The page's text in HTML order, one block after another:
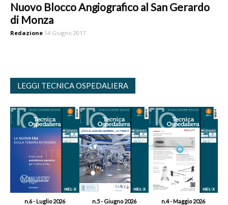
Nuovo Blocco Angiografico al San Gerardo
di Monza
Redazione 14 Giugno 2017
LEGGI TECNICA OSPEDALIERA
n.6 - Luglio 2026 n.5 - Giugno 2026 n.4 - Maggio 2026